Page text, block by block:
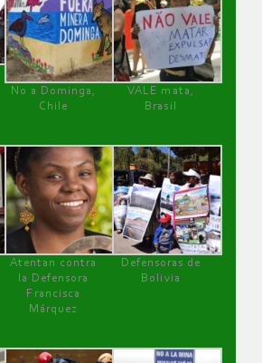
No a Dominga,
Chile
VALE mata,
Brasil
Atentan contra
la Defensora
Francisca
Márquez
Defensoras de
Bolivia